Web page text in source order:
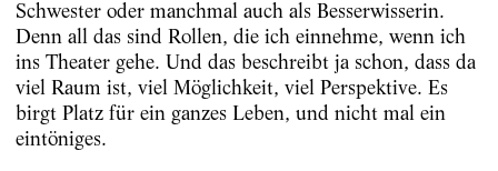
Schwester oder manchmal auch als Besserwisserin.
Denn all das sind Rollen, die ich einnehme, wenn ich
ins Theater gehe. Und das beschreibt ja schon, dass da
viel Raum ist, viel Möglichkeit, viel Perspektive. Es
birgt Platz für ein ganzes Leben, und nicht mal ein
eintöniges.